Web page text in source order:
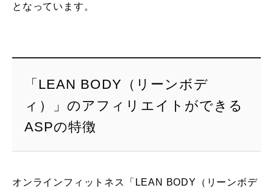
となっています。
「LEAN BODY（リーンボデ
ィ）」のアフィリエイトができる
ASPの特徴
オンラインフィットネス「LEAN BODY（リーンボデ